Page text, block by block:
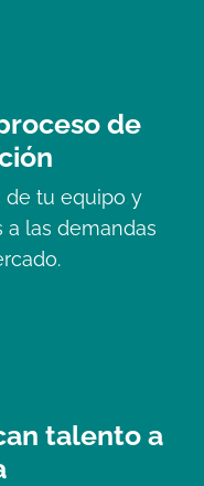
de
de tu equipo y
las demandas
talento a